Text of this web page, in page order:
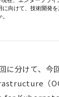
に分けて、今
（